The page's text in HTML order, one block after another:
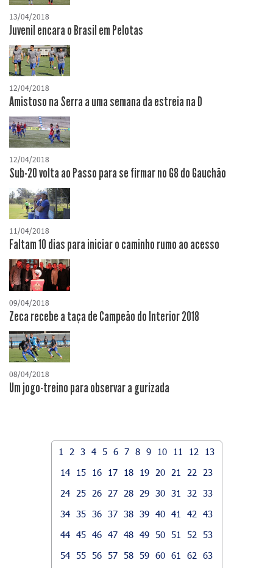
13/04/2018
Juvenil encara o Brasil em Pelotas
12/04/2018
Amistoso na Serra a uma semana da estreia na D
12/04/2018
Sub-20 volta ao Passo para se firmar no G8 do Gauchão
11/04/2018
Faltam 10 dias para iniciar o caminho rumo ao acesso
09/04/2018
Zeca recebe a taça de Campeão do Interior 2018
08/04/2018
Um jogo-treino para observar a gurizada
1 2 3 4 5 6 7 8 9 10 11 12
13
14
15 16 17 18 19 20 21 22
23
24
25 26 27 28 29 30 31 32
33
34 35 36 37 38 39 40 41 42
43
44 45 46 47 48 49 50 51 52
53
54 55 56 57 58 59 60 61 62
63